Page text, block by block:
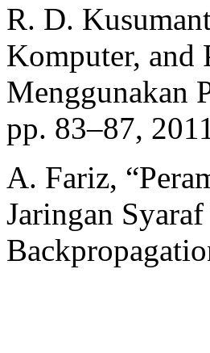
R. D.
Komputer, and
Menggunakan
pp. 83–87,
A. Fariz,
Jaringan